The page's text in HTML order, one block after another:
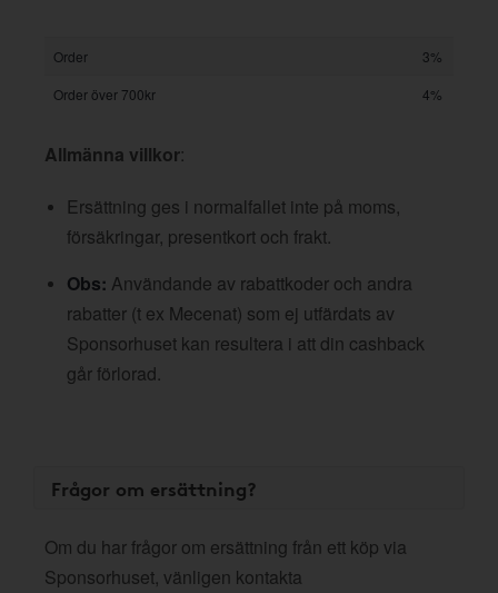
Order
3%
Order över 700kr
4%
Allmänna villkor:
Ersättning ges i normalfallet inte på moms,
försäkringar, presentkort och frakt.
Obs: Användande av rabattkoder och andra
rabatter (t ex Mecenat) som ej utfärdats av
Sponsorhuset kan resultera i att din cashback
går förlorad.
Frågor om ersättning?
Om du har frågor om ersättning från ett köp via
Sponsorhuset, vänligen kontakta